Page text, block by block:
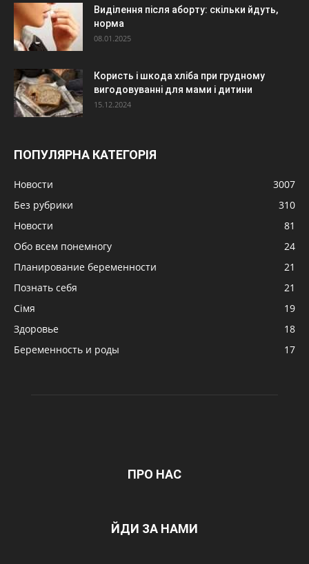
Виділення після аборту: скільки йдуть,
норма
08.01.2025
Користь і шкода хліба при грудному
вигодовуванні для мами і дитини
15.12.2024
ПОПУЛЯРНА КАТЕГОРІЯ
Новости
3007
Без рубрики
310
Новости
81
Обо всем понемногу
24
Планирование беременности
21
Познать себя
21
Сімя
19
Здоровье
18
Беременность и роды
17
ПРО НАС
ЙДИ ЗА НАМИ